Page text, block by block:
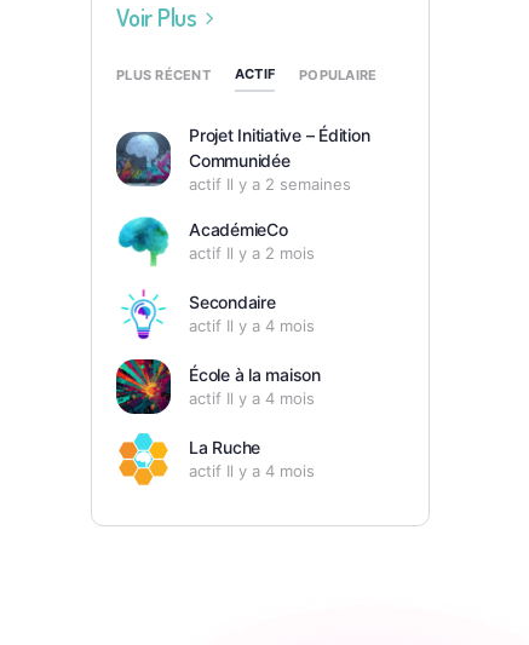
Voir Plus
PLUS RÉCENT ACTIF POPULAIRE
Projet Initiative – Édition
Communidée
actif Il y a 2 semaines
AcadémieCo
actif Il y a 2 mois
Secondaire
actif Il y a 4 mois
École à la maison
actif Il y a 4 mois
La Ruche
actif Il y a 4 mois